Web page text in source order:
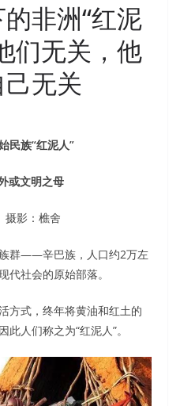
非洲“红泥
们无关，他
无关
民族“红泥人”
或文明之母
影：樵舍
群——辛巴族，人口约2万左
代社会的原始部落。
方式，终年将黄油和红土的
人们称之为“红泥人”。